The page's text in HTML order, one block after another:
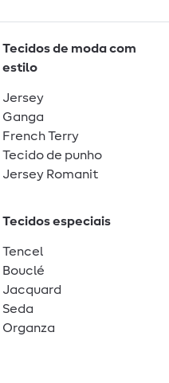
Tecidos de moda com
estilo
Jersey
Ganga
French Terry
Tecido de punho
Jersey Romanit
Tecidos especiais
Tencel
Bouclé
Jacquard
Seda
Organza